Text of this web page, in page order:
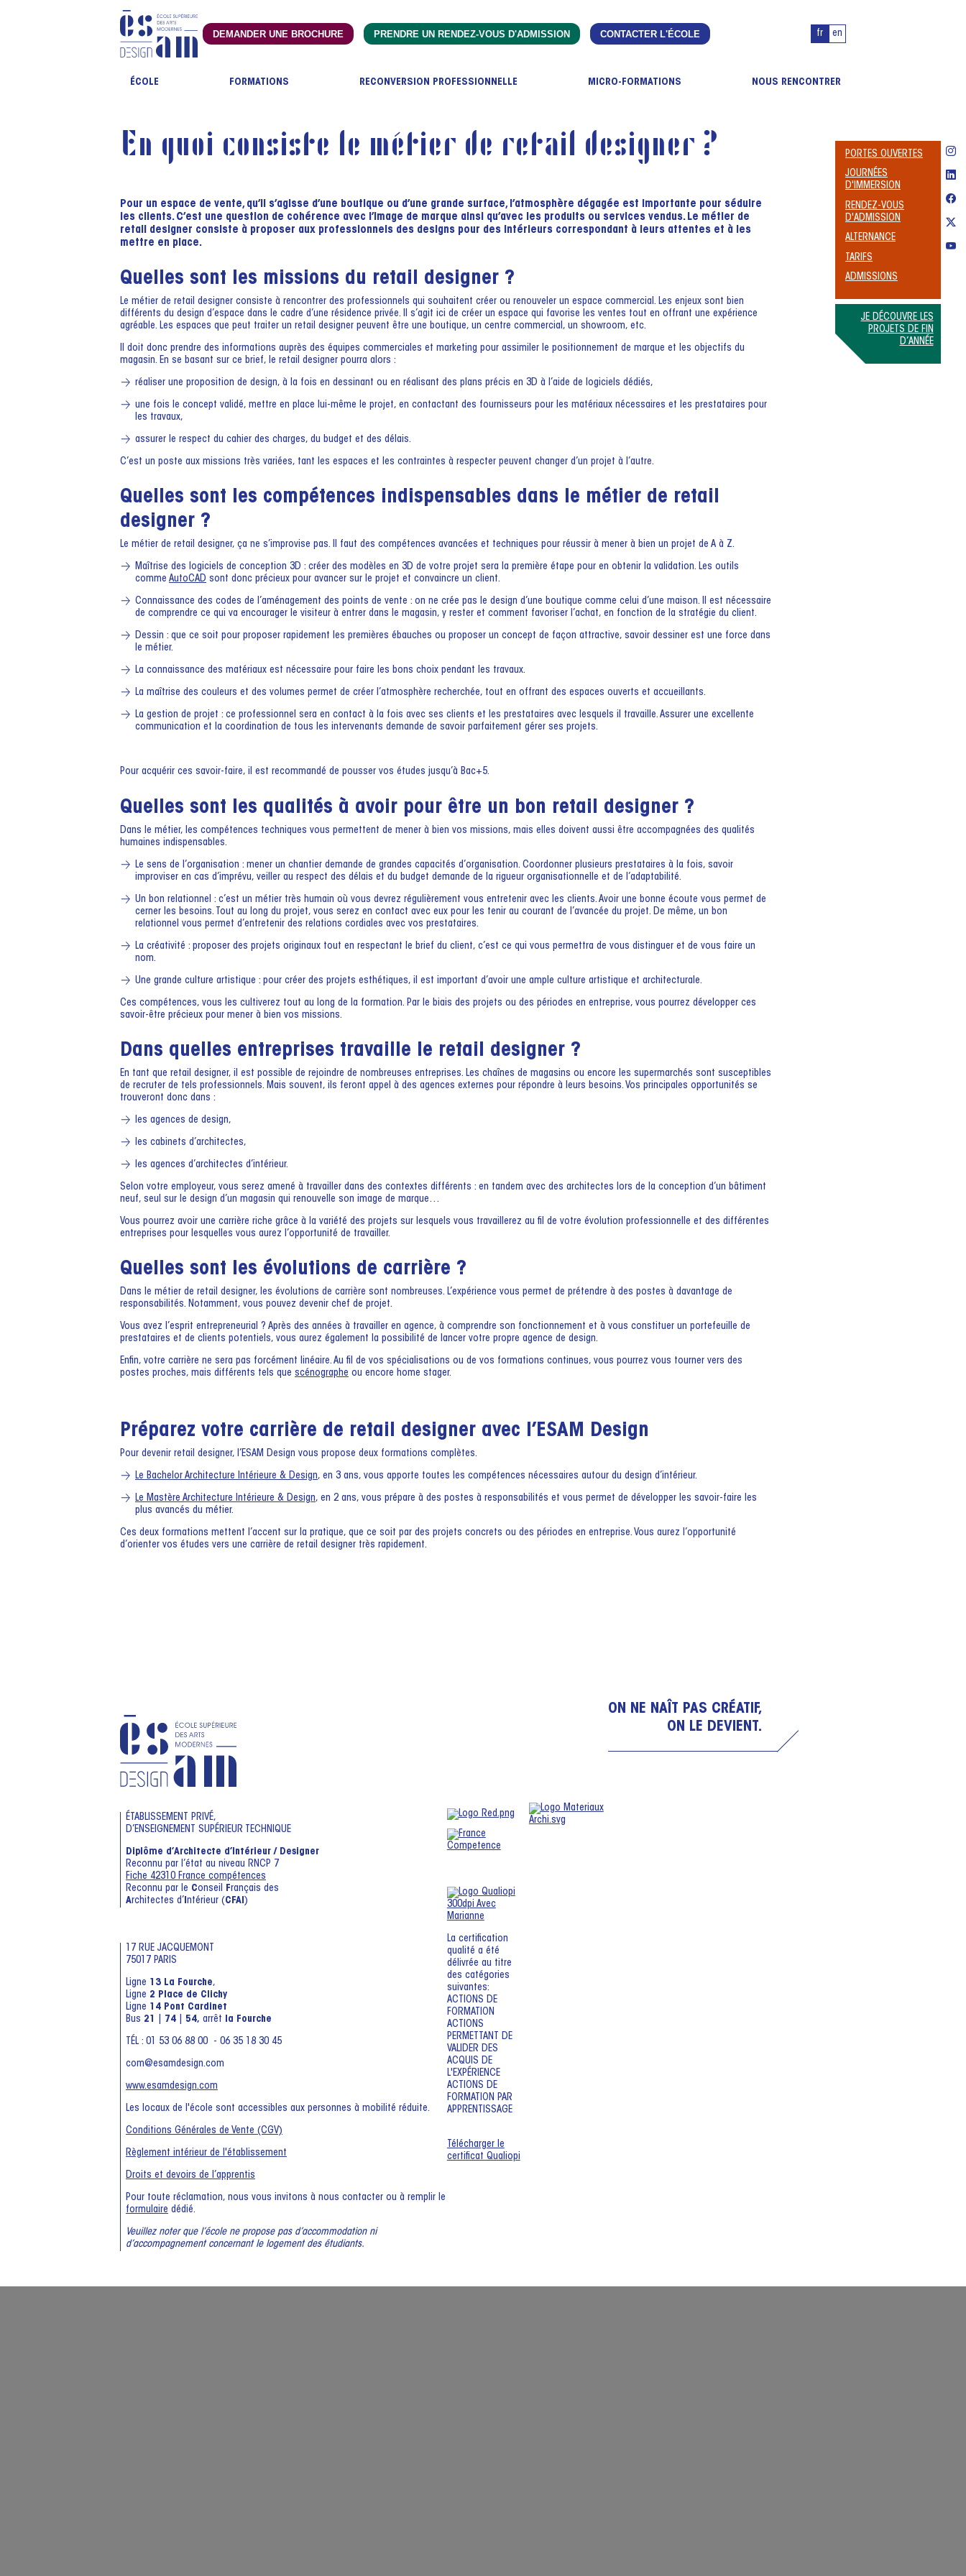
DEMANDER UNE BROCHURE PRENDRE UN RENDEZ-VOUS D'ADMISSION CONTACTER L'ÉCOLE fr en
ÉCOLE FORMATIONS RECONVERSION PROFESSIONNELLE MICRO-FORMATIONS NOUS RENCONTRER
PORTES OUVERTES
JOURNÉES
D'IMMERSION
RENDEZ-VOUS
D'ADMISSION
ALTERNANCE
TARIFS
ADMISSIONS
JE DÉCOUVRE LES
PROJETS DE FIN
D’ANNÉE
En quoi consiste le métier de retail designer ?
Pour un espace de vente, qu’il s’agisse d’une boutique ou d’une grande surface, l’atmosphère dégagée est importante pour séduire
les clients. C’est une question de cohérence avec l’image de marque ainsi qu’avec les produits ou services vendus. Le métier de
retail designer consiste à proposer aux professionnels des designs pour des intérieurs correspondant à leurs attentes et à les
mettre en place.
Quelles sont les missions du retail designer ?
Le métier de retail designer consiste à rencontrer des professionnels qui souhaitent créer ou renouveler un espace commercial. Les enjeux sont bien
différents du design d’espace dans le cadre d’une résidence privée. Il s’agit ici de créer un espace qui favorise les ventes tout en offrant une expérience
agréable. Les espaces que peut traiter un retail designer peuvent être une boutique, un centre commercial, un showroom, etc.
Il doit donc prendre des informations auprès des équipes commerciales et marketing pour assimiler le positionnement de marque et les objectifs du
magasin. En se basant sur ce brief, le retail designer pourra alors :
réaliser une proposition de design, à la fois en dessinant ou en réalisant des plans précis en 3D à l’aide de logiciels dédiés,
une fois le concept validé, mettre en place lui-même le projet, en contactant des fournisseurs pour les matériaux nécessaires et les prestataires pour
les travaux,
assurer le respect du cahier des charges, du budget et des délais.
C’est un poste aux missions très variées, tant les espaces et les contraintes à respecter peuvent changer d’un projet à l’autre.
Quelles sont les compétences indispensables dans le métier de retail
designer ?
Le métier de retail designer, ça ne s’improvise pas. Il faut des compétences avancées et techniques pour réussir à mener à bien un projet de A à Z.
Maîtrise des logiciels de conception 3D : créer des modèles en 3D de votre projet sera la première étape pour en obtenir la validation. Les outils
comme AutoCAD sont donc précieux pour avancer sur le projet et convaincre un client.
Connaissance des codes de l’aménagement des points de vente : on ne crée pas le design d’une boutique comme celui d’une maison. Il est nécessaire
de comprendre ce qui va encourager le visiteur à entrer dans le magasin, y rester et comment favoriser l’achat, en fonction de la stratégie du client.
Dessin : que ce soit pour proposer rapidement les premières ébauches ou proposer un concept de façon attractive, savoir dessiner est une force dans
le métier.
La connaissance des matériaux est nécessaire pour faire les bons choix pendant les travaux.
La maîtrise des couleurs et des volumes permet de créer l’atmosphère recherchée, tout en offrant des espaces ouverts et accueillants.
La gestion de projet : ce professionnel sera en contact à la fois avec ses clients et les prestataires avec lesquels il travaille. Assurer une excellente
communication et la coordination de tous les intervenants demande de savoir parfaitement gérer ses projets.
Pour acquérir ces savoir-faire, il est recommandé de pousser vos études jusqu’à Bac+5.
Quelles sont les qualités à avoir pour être un bon retail designer ?
Dans le métier, les compétences techniques vous permettent de mener à bien vos missions, mais elles doivent aussi être accompagnées des qualités
humaines indispensables.
Le sens de l’organisation : mener un chantier demande de grandes capacités d’organisation. Coordonner plusieurs prestataires à la fois, savoir
improviser en cas d’imprévu, veiller au respect des délais et du budget demande de la rigueur organisationnelle et de l’adaptabilité.
Un bon relationnel : c’est un métier très humain où vous devrez régulièrement vous entretenir avec les clients. Avoir une bonne écoute vous permet de
cerner les besoins. Tout au long du projet, vous serez en contact avec eux pour les tenir au courant de l’avancée du projet. De même, un bon
relationnel vous permet d’entretenir des relations cordiales avec vos prestataires.
La créativité : proposer des projets originaux tout en respectant le brief du client, c’est ce qui vous permettra de vous distinguer et de vous faire un
nom.
Une grande culture artistique : pour créer des projets esthétiques, il est important d’avoir une ample culture artistique et architecturale.
Ces compétences, vous les cultiverez tout au long de la formation. Par le biais des projets ou des périodes en entreprise, vous pourrez développer ces
savoir-être précieux pour mener à bien vos missions.
Dans quelles entreprises travaille le retail designer ?
En tant que retail designer, il est possible de rejoindre de nombreuses entreprises. Les chaînes de magasins ou encore les supermarchés sont susceptibles
de recruter de tels professionnels. Mais souvent, ils feront appel à des agences externes pour répondre à leurs besoins. Vos principales opportunités se
trouveront donc dans :
les agences de design,
les cabinets d’architectes,
les agences d’architectes d’intérieur.
Selon votre employeur, vous serez amené à travailler dans des contextes différents : en tandem avec des architectes lors de la conception d’un bâtiment
neuf, seul sur le design d’un magasin qui renouvelle son image de marque…
Vous pourrez avoir une carrière riche grâce à la variété des projets sur lesquels vous travaillerez au fil de votre évolution professionnelle et des différentes
entreprises pour lesquelles vous aurez l’opportunité de travailler.
Quelles sont les évolutions de carrière ?
Dans le métier de retail designer, les évolutions de carrière sont nombreuses. L’expérience vous permet de prétendre à des postes à davantage de
responsabilités. Notamment, vous pouvez devenir chef de projet.
Vous avez l’esprit entrepreneurial ? Après des années à travailler en agence, à comprendre son fonctionnement et à vous constituer un portefeuille de
prestataires et de clients potentiels, vous aurez également la possibilité de lancer votre propre agence de design.
Enfin, votre carrière ne sera pas forcément linéaire. Au fil de vos spécialisations ou de vos formations continues, vous pourrez vous tourner vers des
postes proches, mais différents tels que scénographe ou encore home stager.
Préparez votre carrière de retail designer avec l’ESAM Design
Pour devenir retail designer, l’ESAM Design vous propose deux formations complètes.
Le Bachelor Architecture Intérieure & Design, en 3 ans, vous apporte toutes les compétences nécessaires autour du design d’intérieur.
Le Mastère Architecture Intérieure & Design, en 2 ans, vous prépare à des postes à responsabilités et vous permet de développer les savoir-faire les
plus avancés du métier.
Ces deux formations mettent l’accent sur la pratique, que ce soit par des projets concrets ou des périodes en entreprise. Vous aurez l’opportunité
d’orienter vos études vers une carrière de retail designer très rapidement.
ON NE NAÎT PAS CRÉATIF,
ON LE DEVIENT.
ÉTABLISSEMENT PRIVÉ,
D’ENSEIGNEMENT SUPÉRIEUR TECHNIQUE
Diplôme d’Architecte d’Intérieur / Designer
Reconnu par l’état au niveau RNCP 7
Fiche 42310 France compétences
Reconnu par le Conseil Français des
Architectes d’ ntérieur (CFAI )
17 RUE JACQUEMONT
75017 PARIS
Ligne 13 La Fourche,
Ligne 2 Place de Clichy
Ligne 14 Pont Cardinet
Bus 21 74 54, arrêt la Fourche
TÉL : 01 53 06 88 00 - 06 35 18 30 45
com@esamdesign.com
www.esamdesign.com
Les locaux de l'école sont accessibles aux personnes à mobilité réduite.
Conditions Générales de Vente (CGV)
Règlement intérieur de l'établissement
Droits et devoirs de l’apprentis
Pour toute réclamation, nous vous invitons à nous contacter ou à remplir le
formulaire dédié.
Veuillez noter que l’école ne propose pas d’accommodation ni
d’accompagnement concernant le logement des étudiants.
La certification
qualité a été
délivrée au titre
des catégories
suivantes:
ACTIONS DE
FORMATION
ACTIONS
PERMETTANT DE
VALIDER DES
ACQUIS DE
L'EXPÉRIENCE
ACTIONS DE
FORMATION PAR
APPRENTISSAGE
Télécharger le
certificat Qualiopi